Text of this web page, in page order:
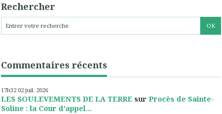
Rechercher
Commentaires récents
17h32 02 juil. 2026
LES SOULEVEMENTS DE LA TERRE sur Procès de Sainte-
Soline : la Cour d'appel...